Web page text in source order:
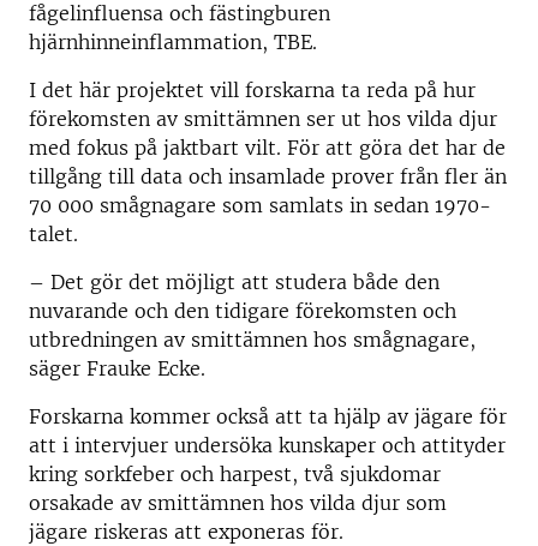
fågelinfluensa och fästingburen
hjärnhinneinflammation, TBE.
I det här projektet vill forskarna ta reda på hur
förekomsten av smittämnen ser ut hos vilda djur
med fokus på jaktbart vilt. För att göra det har de
tillgång till data och insamlade prover från fler än
70 000 smågnagare som samlats in sedan 1970-
talet.
– Det gör det möjligt att studera både den
nuvarande och den tidigare förekomsten och
utbredningen av smittämnen hos smågnagare,
säger Frauke Ecke.
Forskarna kommer också att ta hjälp av jägare för
att i intervjuer undersöka kunskaper och attityder
kring sorkfeber och harpest, två sjukdomar
orsakade av smittämnen hos vilda djur som
jägare riskeras att exponeras för.